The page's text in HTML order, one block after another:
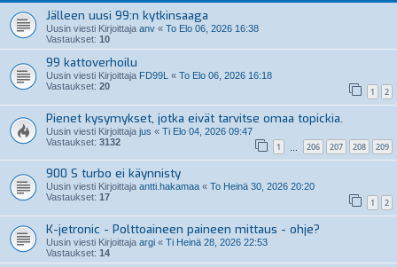
Jälleen uusi 99:n kytkinsaaga
Uusin viesti Kirjoittaja anv « To Elo 06, 2026 16:38
Vastaukset: 10
99 kattoverhoilu
Uusin viesti Kirjoittaja FD99L « To Elo 06, 2026 16:18
Vastaukset: 20 1 2
Pienet kysymykset, jotka eivät tarvitse omaa topickia.
Uusin viesti Kirjoittaja jus « Ti Elo 04, 2026 09:47
Vastaukset: 3132 1 206 207 208 209
900 S turbo ei käynnisty
Uusin viesti Kirjoittaja antti.hakamaa « To Heinä 30, 2026 20:20
Vastaukset: 17 1 2
K-jetronic - Polttoaineen paineen mittaus - ohje?
Uusin viesti Kirjoittaja argi « Ti Heinä 28, 2026 22:53
Vastaukset: 14